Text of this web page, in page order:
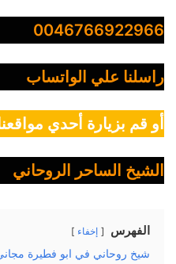
0046766922966
راسلنا علي الواتساب
أو قم بزيارة أحدي
الشيخ الساحر الروحاني
الفهرس إخفاء
شيخ روحاني في ابو فطيرة